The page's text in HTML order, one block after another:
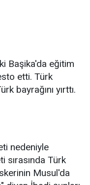
Başika'da eğitim
etti. Türk
bayrağını yırttı.
nedeniyle
sırasında Türk
Musul'da